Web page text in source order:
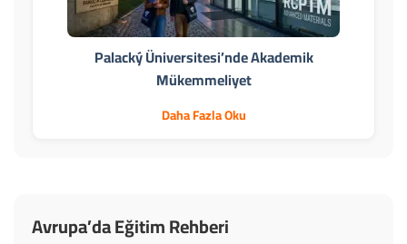
Palacký Üniversitesi’nde Akademik
Mükemmeliyet
Daha Fazla Oku
Avrupa’da Eğitim Rehberi